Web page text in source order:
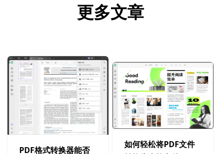
更多文章
PDF格式转换器能否
如何轻松将PDF文件